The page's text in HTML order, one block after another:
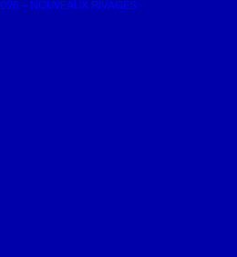
– NOUVEAUX RIVAGES